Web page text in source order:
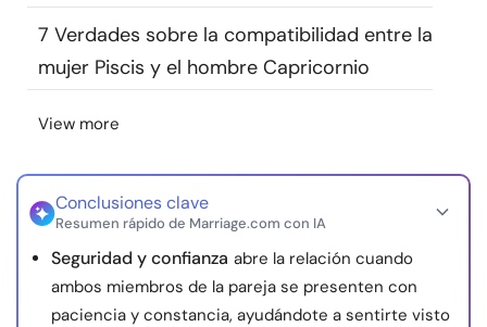
Sobre nosotros Contáctanos Escríbenos
Publicidad con
nosotros
© Copyright 2026. Todos los derechos reservados.
7 Verdades sobre la compatibilidad entre la
mujer Piscis y el hombre Capricornio
View more
Conclusiones clave
Resumen rápido de Marriage.com con IA
Seguridad y confianza abre la relación cuando
ambos miembros de la pareja se presenten con
paciencia y constancia, ayudándote a sentirte visto